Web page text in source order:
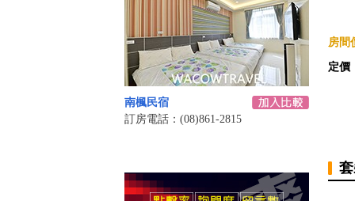
南楓民宿
訂房電話：(08)861-2815
房間
定價